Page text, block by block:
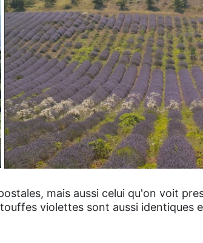
mais aussi celui qu'on voit
violettes sont aussi identiques